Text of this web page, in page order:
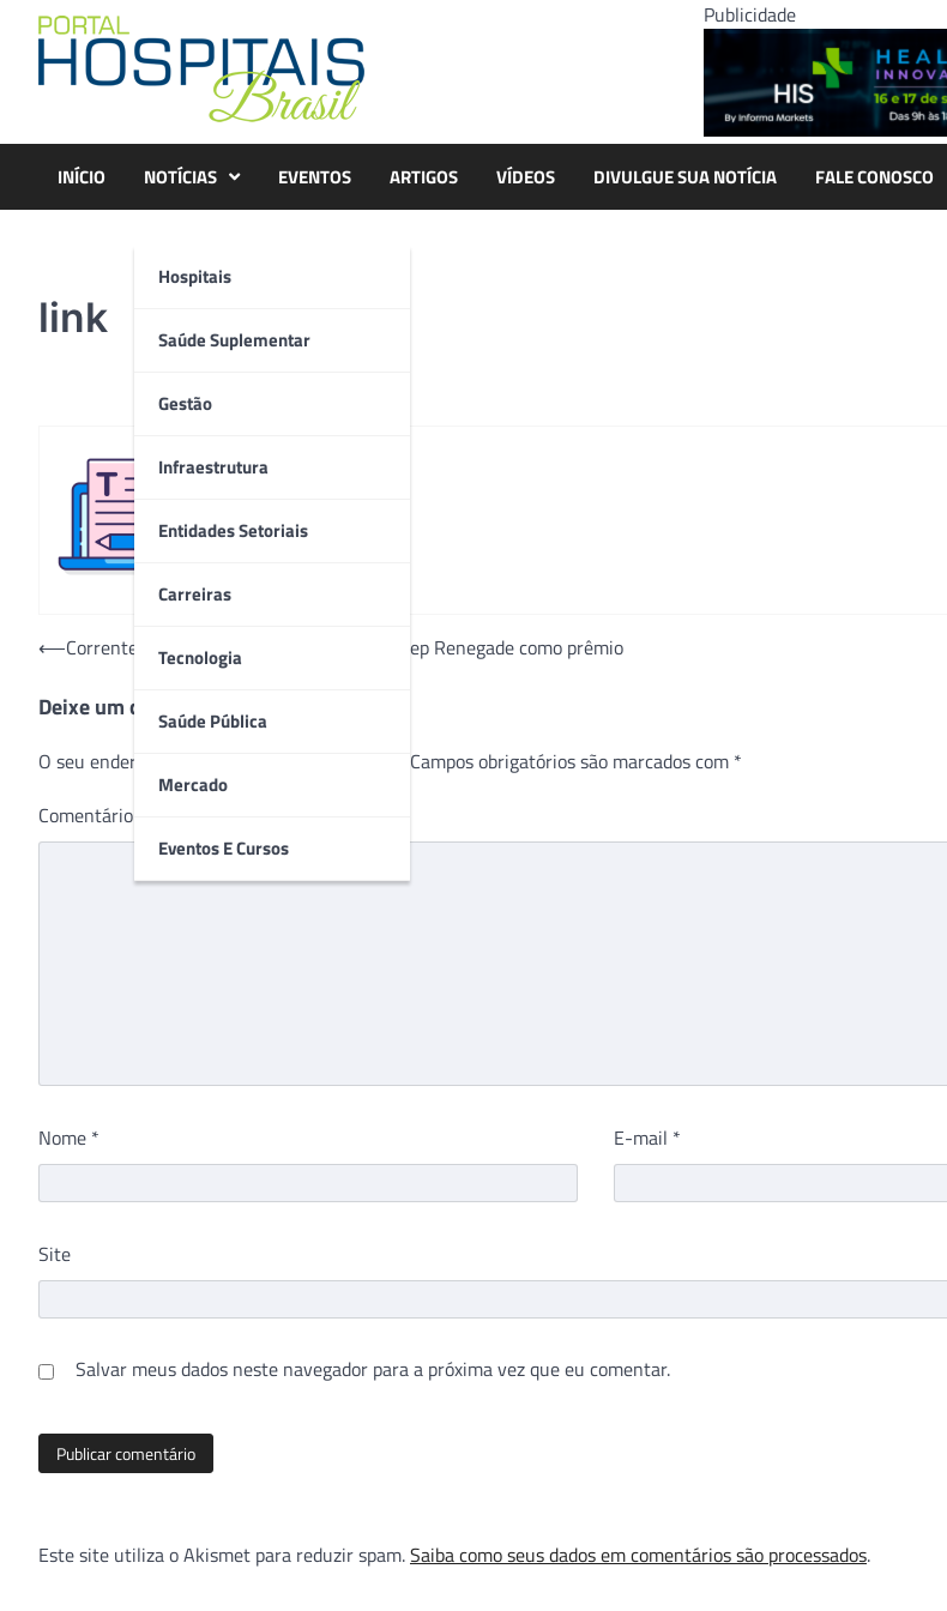
content
Publicidade
INÍCIO NOTÍCIAS
Hospitais
Saúde Suplementar
Gestão
Infraestrutura
Entidades Setoriais
Carreiras
Tecnologia
Saúde Pública
Mercado
Eventos E Cursos
EVENTOS ARTIGOS VÍDEOS DIVULGUE SUA NOTÍCIA FALE CONOSCO
link
Navegação
Post
⟵Corrente de amor inicia nova etapa com Jeep Renegade como prêmio
Deixe um comentário
O seu endereço de e-mail não será publicado. Campos obrigatórios são marcados com *
Comentário
Nome * E-mail *
Site
Salvar meus dados neste navegador para a próxima vez que eu comentar.
Este site utiliza o Akismet para reduzir spam.Saiba como seus dados em comentários são processados.